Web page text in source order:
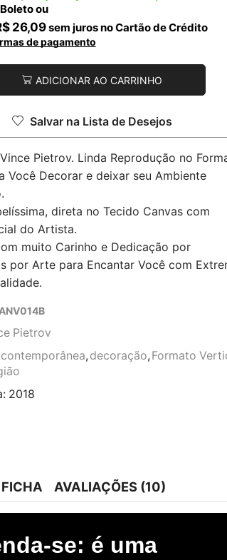
ou
26,09sem juros no Cartão de Crédito
de pagamento
ADICIONAR AO CARRINHO
Salvar na Lista de Desejos
Pietrov. Linda Reprodução no
Você Decorar e deixar seu Ambiente
direta no Tecido Canvas com
do Artista.
muito Carinho e Dedicação por
por Arte para Encantar Você com
Pietrov
, decoração, Formato
2018
FICHA AVALIAÇÕES (10)
se: é uma